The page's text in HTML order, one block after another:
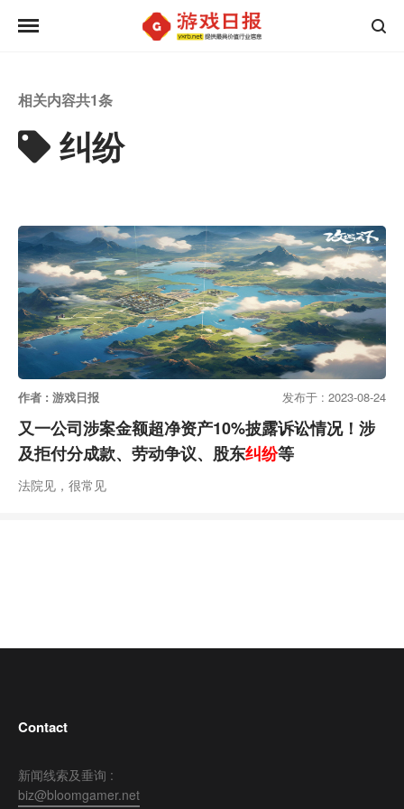
相关内容共1条
纠纷
作者 : 游戏日报 发布于 : 2023-08-24
又一公司涉案金额超净资产10%披露诉讼情况！涉
及拒付分成款、劳动争议、股东纠纷等
法院见，很常见
Contact
新闻线索及垂询 :
biz@bloomgamer.net